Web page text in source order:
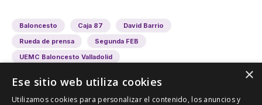
Baloncesto Caja 87
David Barrio
Rueda de prensa
Segunda FEB
UEMC Baloncesto Valladolid
×
Ese sitio web utiliza cookies
Utilizamos cookies para personalizar el contenido, los anuncios y